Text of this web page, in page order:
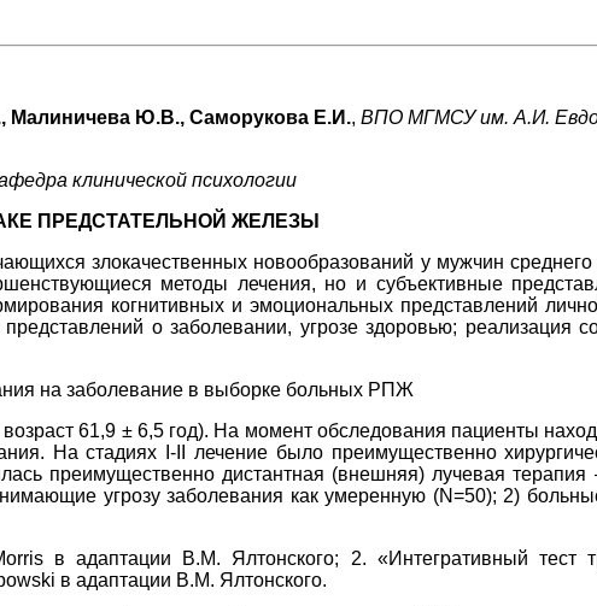
Малиничева Ю.В., Саморукова Е.И., ВПО МГМСУ им. А.И.
клинической психологии
ПРЕДСТАТЕЛЬНОЙ ЖЕЛЕЗЫ
злокачественных новообразований у мужчин
методы лечения, но и субъективные
когнитивных и эмоциональных представлений
о заболевании, угрозе здоровью; реализация
на заболевание в выборке больных РПЖ
61,9 ± 6,5 год). На момент обследования пациенты
На стадиях I-II лечение было преимущественно
преимущественно дистантная (внешняя) лучевая
угрозу заболевания как умеренную (N=50); 2)
в адаптации В.М. Ялтонского; 2. «Интегративный
в адаптации В.М. Ялтонского.